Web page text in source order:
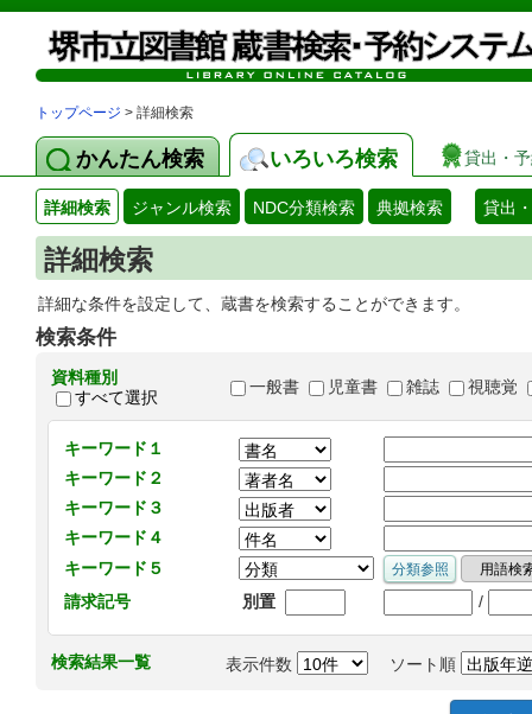
トップページ > 詳細検索
かんたん検索 いろいろ検索 貸出・
詳細検索 ジャンル検索 NDC分類検索 典拠検索 貸出
詳細検索
詳細な条件を設定して、蔵書を検索することができます。
検索条件
資料種別
すべて選択
一般書 児童書 雑誌 視聴覚
キーワード１
キーワード２
キーワード３
キーワード４
キーワード５
請求記号
別置 /
検索結果一覧 表示件数 ソート順